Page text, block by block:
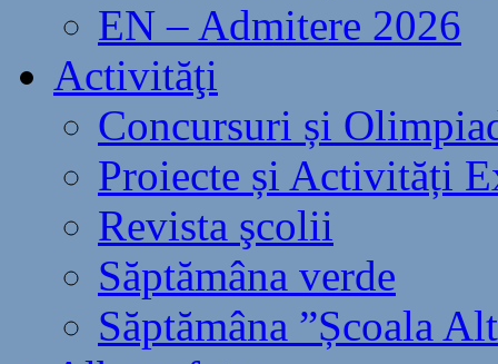
EN – Admitere 2026
Activităţi
Concursuri și
Proiecte și Activități
Revista şcolii
Săptămâna verde
Săptămâna ”Școala